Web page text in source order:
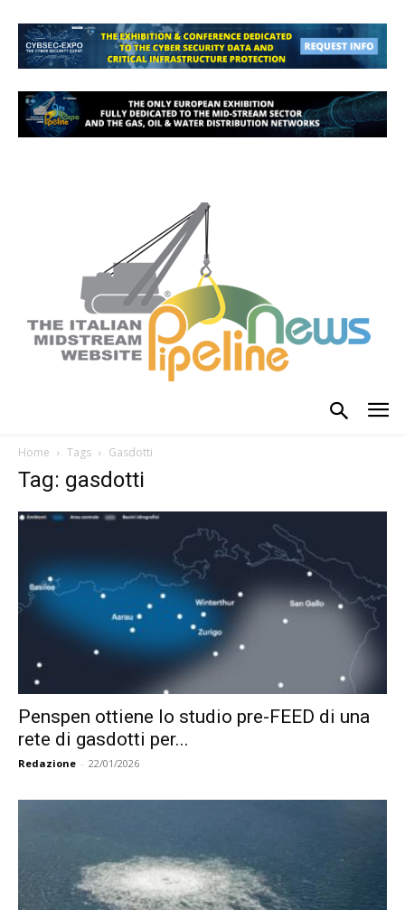
Home Tags Gasdotti
Tag: gasdotti
Penspen ottiene lo studio pre-FEED di una
rete di gasdotti per...
Redazione - 22/01/2026